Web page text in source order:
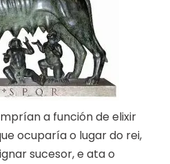
a función de elixir
ocuparía o lugar do rei,
sucesor, e ata o